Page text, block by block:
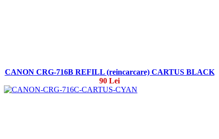
CANON CRG-716B REFILL (reincarcare) CARTUS BLACK
90 Lei